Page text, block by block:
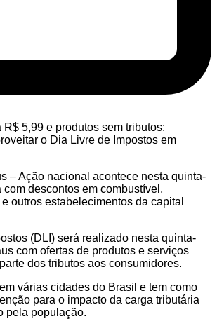
– Ação nacional acontece nesta quinta-
com descontos em combustível,
outros estabelecimentos da capital
(DLI) será realizado nesta quinta-
com ofertas de produtos e serviços
dos tributos aos consumidores.
várias cidades do Brasil e tem como
para o impacto da carga tributária
pela população.